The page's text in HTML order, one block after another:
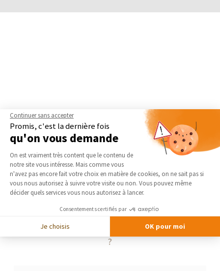
La Maison Des Travaux, comment ça marche
?
Continuer sans accepter
Promis, c'est la dernière fois
qu'on vous demande
Plateforme de Gestion du
On est vraiment très content que le contenu de
notre site vous intéresse. Mais comme vous
n'avez pas encore fait votre choix en matière de cookies, on ne sait pas si
vous nous autorisez à suivre votre visite ou non. Vous pouvez même
décider quels services vous nous autorisez à lancer.
Consentements certifiés par
Je choisis OK pour moi
Axeptio consent